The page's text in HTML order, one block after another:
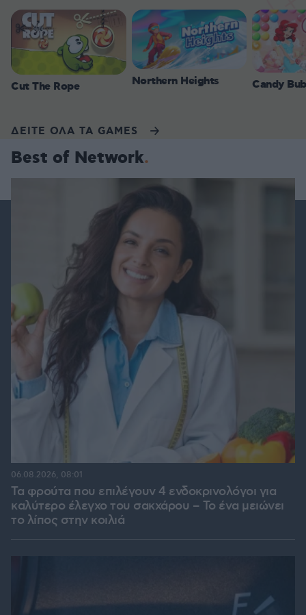
Cut The Rope Northern Heights Candy
ΔΕΙΤΕ ΟΛΑ ΤΑ GAMES
Best of Network
Τα φρούτα που επιλέγουν 4 ενδοκρινολόγοι για
καλύτερο έλεγχο του σακχάρου – Το ένα μειώνει
το λίπος στην κοιλιά
06.08.2026, 08:01